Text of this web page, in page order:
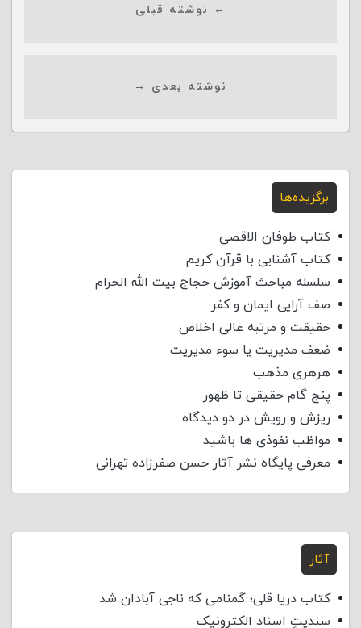
← نوشته قبلی
نوشته بعدی →
برگزیده‌ها
کتاب طوفان الاقصی
کتاب آشنایی با قرآن کریم
سلسله مباحث آموزش حجاج بیت الله الحرام
صف آرایی ایمان و کفر
حقیقت و مرتبه عالی اخلاص
ضعف مدیریت یا سوء مدیریت
هرهری مذهب
پنج گام حقیقی تا ظهور
ریزش و رویش در دو دیدگاه
مواظب نفوذی‌ ها باشید
معرفی پایگاه نشر آثار حسن صفرزاده تهرانی
آثار
کتاب دریا قلی؛ گمنامی که ناجی آبادان شد
سندیتِ اسناد الکترونیک